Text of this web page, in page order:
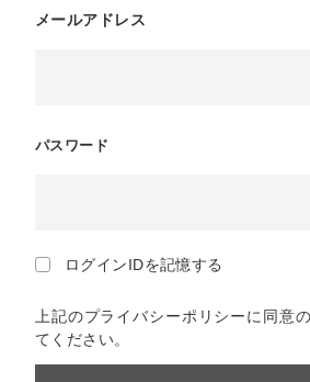
メールアドレス
パスワード
ログインIDを記憶する
上記のプライバシーポリシーに同意
てください。